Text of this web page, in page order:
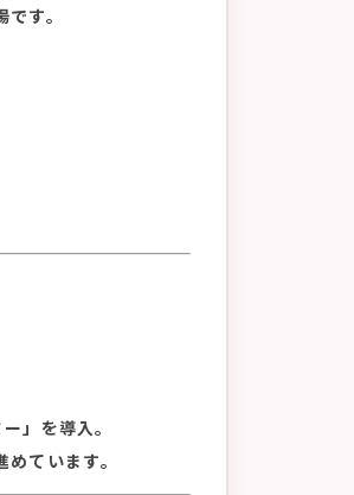
す。
」を導入。
ています。